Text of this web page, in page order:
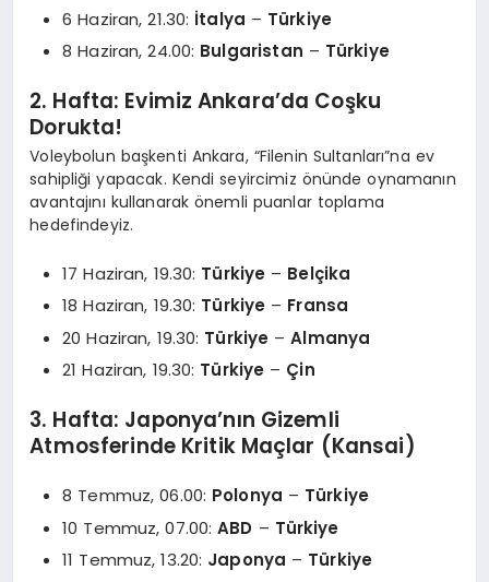
6 Haziran, 21.30: İtalya – Türkiye
8 Haziran, 24.00: Bulgaristan – Türkiye
2. Hafta: Evimiz Ankara’da Coşku
Dorukta!
Voleybolun başkenti Ankara, “Filenin Sultanları”na ev
sahipliği yapacak. Kendi seyircimiz önünde oynamanın
avantajını kullanarak önemli puanlar toplama
hedefindeyiz.
17 Haziran, 19.30: Türkiye – Belçika
18 Haziran, 19.30: Türkiye – Fransa
20 Haziran, 19.30: Türkiye –Almanya
21 Haziran, 19.30: Türkiye – Çin
3. Hafta: Japonya’nın Gizemli
Atmosferinde Kritik Maçlar (Kansai)
8 Temmuz, 06.00: Polonya – Türkiye
10 Temmuz, 07.00:ABD – Türkiye
11 Temmuz, 13.20: Japonya – Türkiye